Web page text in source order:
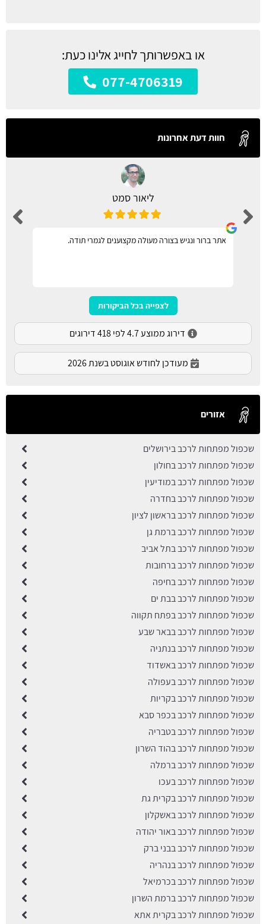
או באפשרותך לחייג אלינו כעת:
077-4706319
חוות דעת אחרונות
ליאור סמט
אתר ברור ונגיש בצורה מעולה מקצוענים לגמרי תודה.
לצפייה בכל הביקורות
דירוג ממוצע 4.7 לפי 418 דירוגים
מעודכן לחודש אוגוסט בשנת 2026
אזורים
שכפול מפתחות לרכב בירושלים
שכפול מפתחות לרכב בחולון
שכפול מפתחות לרכב במודיעין
שכפול מפתחות לרכב בחדרה
שכפול מפתחות לרכב בראשון לציון
שכפול מפתחות לרכב ברמת גן
שכפול מפתחות לרכב בתל אביב
שכפול מפתחות לרכב ברחובות
שכפול מפתחות לרכב בחיפה
שכפול מפתחות לרכב בבת ים
שכפול מפתחות לרכב בפתח תקווה
שכפול מפתחות לרכב בבאר שבע
שכפול מפתחות לרכב בנתניה
שכפול מפתחות לרכב באשדוד
שכפול מפתחות לרכב בעפולה
שכפול מפתחות לרכב בקריות
שכפול מפתחות לרכב בכפר סבא
שכפול מפתחות לרכב בטבריה
שכפול מפתחות לרכב בהוד השרון
שכפול מפתחות לרכב ברמלה
שכפול מפתחות לרכב בעכו
שכפול מפתחות לרכב בקרית גת
שכפול מפתחות לרכב באשקלון
שכפול מפתחות לרכב באור יהודה
שכפול מפתחות לרכב בבני ברק
שכפול מפתחות לרכב בנהריה
שכפול מפתחות לרכב בכרמיאל
שכפול מפתחות לרכב ברמת השרון
שכפול מפתחות לרכב בקרית אתא